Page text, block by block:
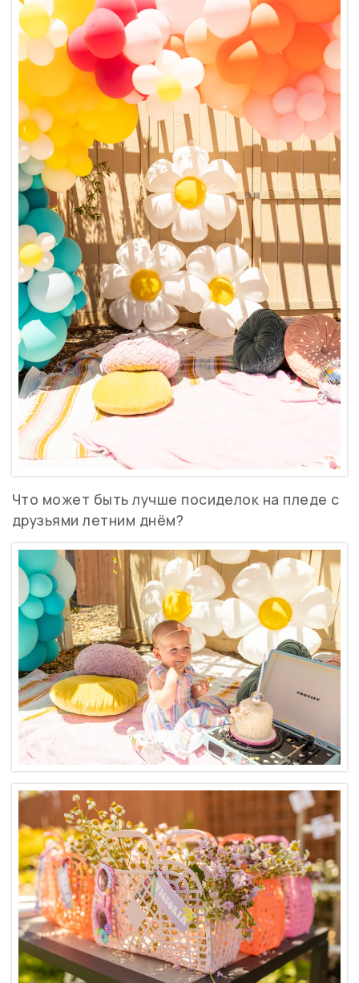
Что может быть лучше посиделок на пледе с
друзьями летним днём?